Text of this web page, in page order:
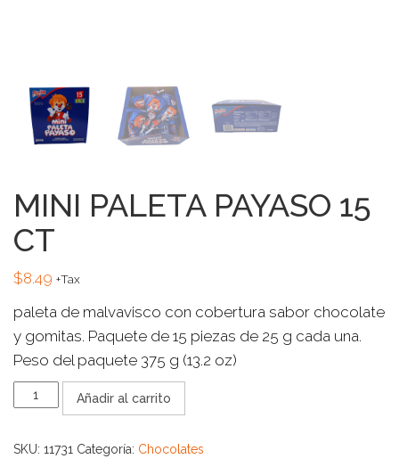
MINI PALETA PAYASO 15
CT
$8.49 +Tax
paleta de malvavisco con cobertura sabor chocolate
y gomitas. Paquete de 15 piezas de 25 g cada una.
Peso del paquete 375 g (13.2 oz)
MINI
PALETA
15
Añadir al carrito
SKU: 11731 Categoría: Chocolates